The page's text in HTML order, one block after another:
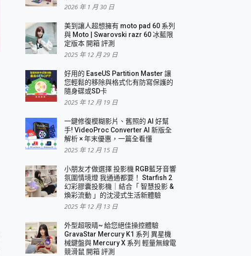
2026 年 1 月 30 日
美到讓人超想擁有 moto pad 60 系列
與 Moto | Swarovski razr 60 冰藍限
定版本 開箱 評測
2025 年 12 月 29 日
好用的 EaseUS Partition Master 讓
您輕鬆的移除與格式化有防寫保護的
隨身碟或SD卡
2025 年 12 月 19 日
一鍵修復模糊影片、舊照的 AI 好幫
手! VideoProc Converter AI 新版全
解析 × 年末優惠，一篇全看懂
2025 年 12 月 15 日
小朋友才做選擇 投影機 RGB藍牙音響
氛圍情境燈 我通通都要！ Starfish 2
幻彩膠囊投影機｜結合「 智慧投影 &
煥彩流動 」的沈浸式生活新體驗
2025 年 12 月 13 日
外型超吸晴~ 給您絕佳操控體驗
GravaStar Mercury K1 系列 異星機
械鍵盤與 Mercury X 系列 輕量無線電
競滑鼠 開箱 評測